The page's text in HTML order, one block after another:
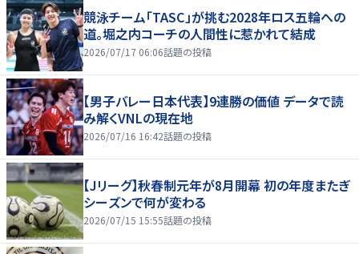
競泳チーム「TASC」が挑む2028年ロス五輪への
道。堀之内コーチの人間性に惹かれて結成
2026/07/17 06:06話題の投稿
【男子バレー日本代表】9連勝の価値 データで読
み解くVNLの現在地
2026/07/16 16:42話題の投稿
【Jリーグ】秋春制元年が8月開幕 初の年度またぎ
シーズンで何が変わる
2026/07/15 15:55話題の投稿